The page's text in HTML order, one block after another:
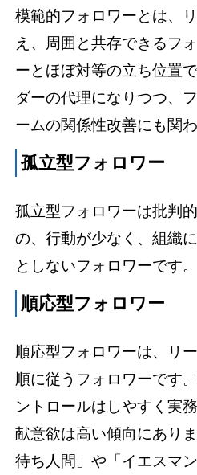
模範的フォロワーとは、
え、周囲と共存できるフ
ーとほぼ対等の立ち位置
ダーの代理になりつつ、
ームの関係性改善にも関わ
孤立型フォロワー
孤立型フォロワーは批判
の、行動が少なく、組織
としないフォロワーです。
順応型フォロワー
順応型フォロワーは、リ
順に従うフォロワーです
ントロールはしやすく実
献意欲は高い傾向にあり
待ち人間」や「イエスマ